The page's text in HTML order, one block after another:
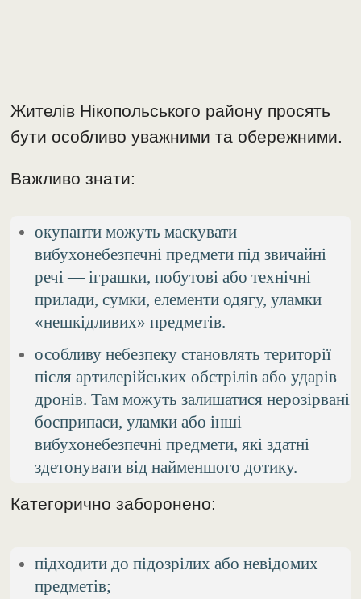
Жителів Нікопольського району просять
бути особливо уважними та обережними.
Важливо знати:
окупанти можуть маскувати
вибухонебезпечні предмети під звичайні
речі — іграшки, побутові або технічні
прилади, сумки, елементи одягу, уламки
«нешкідливих» предметів.
особливу небезпеку становлять території
після артилерійських обстрілів або ударів
дронів. Там можуть залишатися нерозірвані
боєприпаси, уламки або інші
вибухонебезпечні предмети, які здатні
здетонувати від найменшого дотику.
Категорично заборонено:
підходити до підозрілих або невідомих
предметів;